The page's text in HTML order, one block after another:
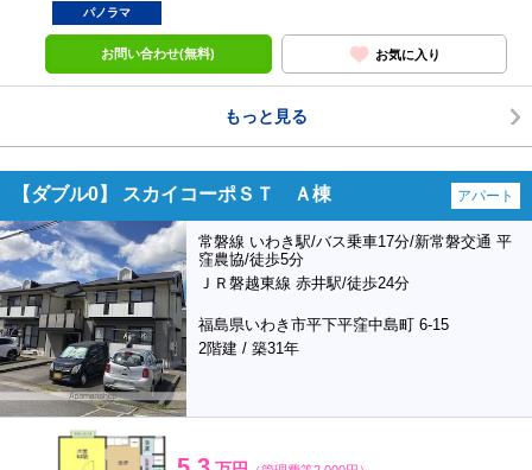
パノラマ
お問い合わせ(無料) お気に入り
もっと見る
【ダブル0】 スカイコーポＳＴ Ａ棟 アパート
常磐線 いわき駅/バス乗車17分/新常磐交通 平
窪農協/徒歩5分
ＪＲ磐越東線 赤井駅/徒歩24分
福島県いわき市平下平窪中島町 6-15
2階建 / 築31年